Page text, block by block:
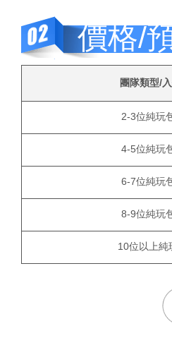
價格/
團隊類型/
2-3位純玩
4-5位純玩
6-7位純玩
8-9位純玩
10位以上純